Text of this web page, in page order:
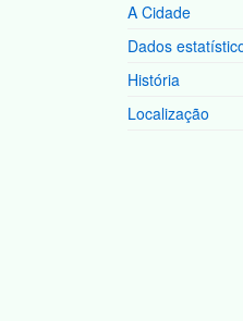
A Cidade
Dados
História
Localização